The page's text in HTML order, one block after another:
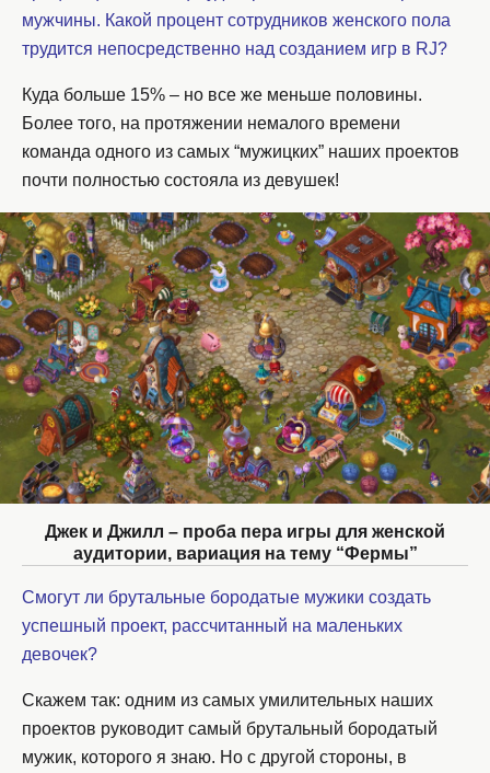
мужчины. Какой процент сотрудников женского пола
трудится непосредственно над созданием игр в RJ?
Куда больше 15% – но все же меньше половины.
Более того, на протяжении немалого времени
команда одного из самых “мужицких” наших проектов
почти полностью состояла из девушек!
Джек и Джилл – проба пера игры для женской
аудитории, вариация на тему “Фермы”
Смогут ли брутальные бородатые мужики создать
успешный проект, рассчитанный на маленьких
девочек?
Скажем так: одним из самых умилительных наших
проектов руководит самый брутальный бородатый
мужик, которого я знаю. Но с другой стороны, в